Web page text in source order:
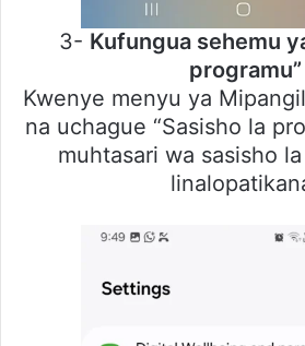
3- Kufungua sehemu
programu”
Kwenye menyu ya
na uchague “Sasisho la
muhtasari wa sasisho